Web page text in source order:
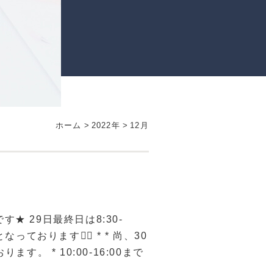
ホーム > 2022年 > 12月
す★ 29日最終日は8:30-
っております💁‍♀️ * * 尚、30
ります。 * 10:00-16:00まで